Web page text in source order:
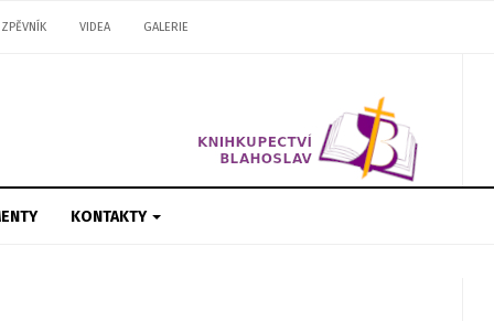
ZPĚVNÍK VIDEA GALERIE
KONTAKTY